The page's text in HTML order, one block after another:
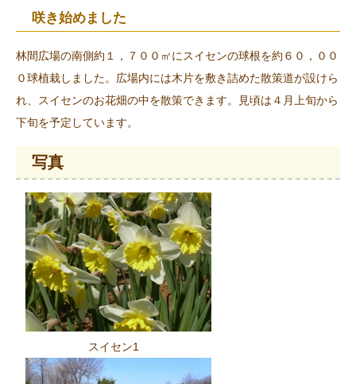
咲き始めました
林間広場の南側約１，７００㎡にスイセンの球根を約６０，００
０球植栽しました。広場内には木片を敷き詰めた散策道が設けら
れ、スイセンのお花畑の中を散策できます。見頃は４月上旬から
下旬を予定しています。
写真
スイセン1